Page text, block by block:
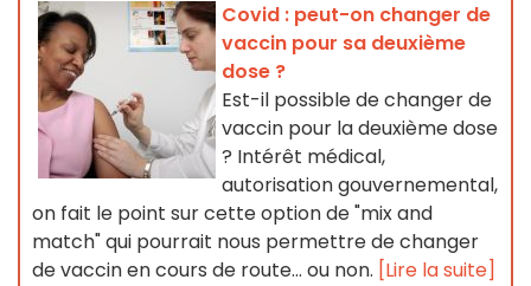
Covid : peut-on changer de
vaccin pour sa deuxième
dose ?
Est-il possible de changer de
vaccin pour la deuxième dose
? Intérêt médical,
autorisation gouvernemental,
on fait le point sur cette option de "mix and
match" qui pourrait nous permettre de changer
de vaccin en cours de route... ou non. [Lire la suite]